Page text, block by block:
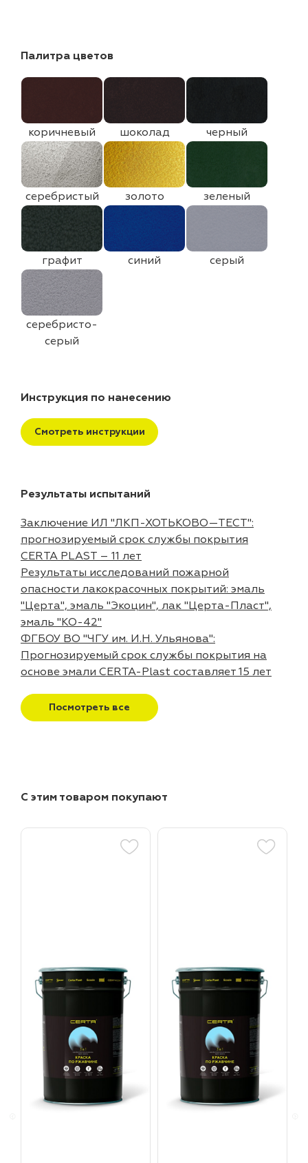
Палитра цветов
коричневый шоколад черный
серебристый золото зеленый
графит синий серый
серебристо-
серый
Инструкция по нанесению
Смотреть инструкции
Результаты испытаний
Заключение ИЛ "ЛКП-ХОТЬКОВО—ТЕСТ":
прогнозируемый срок службы покрытия
CERTA PLAST – 11 лет
Результаты исследований пожарной
опасности лакокрасочных покрытий: эмаль
"Церта", эмаль "Экоцин", лак "Церта-Пласт",
эмаль "КО-42"
ФГБОУ ВО "ЧГУ им. И.Н. Ульянова":
Прогнозируемый срок службы покрытия на
основе эмали CERTA-Plast составляет 15 лет
Посмотреть все
С этим товаром покупают